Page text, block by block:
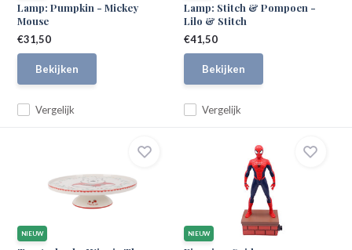
Lamp: Pumpkin - Mickey
Mouse
Vergelijk
€31,50
Bekijken
Lamp: Stitch & Pompoen -
Lilo & Stitch
Vergelijk
€41,50
Bekijken
NIEUW NIEUW